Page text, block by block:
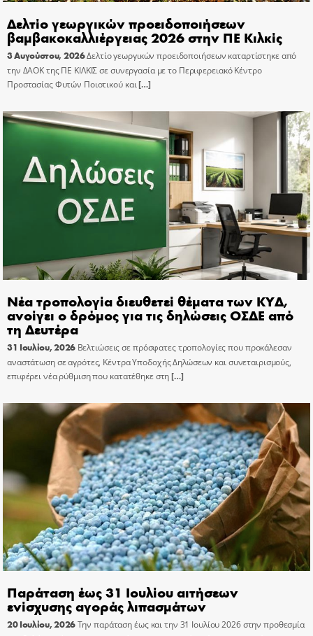
Δελτίο γεωργικών προειδοποιήσεων
βαμβακοκαλλιέργειας 2026 στην ΠΕ Κιλκίς
3 Αυγούστου, 2026Δελτίο γεωργικών προειδοποιήσεων καταρτίστηκε από
την ΔΑΟΚ της ΠΕ ΚΙΛΚΙΣ σε συνεργασία με το Περιφερειακό Κέντρο
Προστασίας Φυτών Ποιοτικού και[…]
Νέα τροπολογία διευθετεί θέματα των ΚΥΔ,
ανοίγει ο δρόμος για τις δηλώσεις ΟΣΔΕ από
τη Δευτέρα
31 Ιουλίου, 2026 Βελτιώσεις σε πρόσφατες τροπολογίες που προκάλεσαν
αναστάτωση σε αγρότες, Κέντρα Υποδοχής Δηλώσεων και συνεταιρισμούς,
επιφέρει νέα ρύθμιση που κατατέθηκε στη[…]
Παράταση έως 31 Ιουλίου αιτήσεων
ενίσχυσης αγοράς λιπασμάτων
20 Ιουλίου, 2026Την παράταση έως και την 31 Ιουλίου 2026 στην προθεσμία